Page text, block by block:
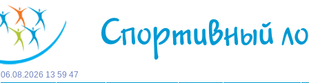
Спортивный
06 08 2026 13 59 47